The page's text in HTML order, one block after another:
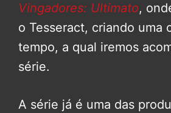
Vingadores: Ultimato,
o Tesseract, criando uma
tempo, a qual iremos
série.
A série já é uma das